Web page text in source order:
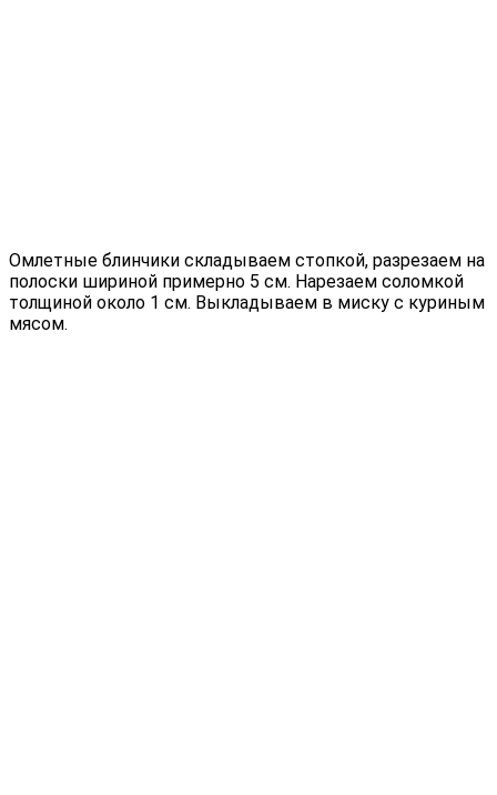
Омлетные блинчики складываем стопкой, разрезаем на
полоски шириной примерно 5 см. Нарезаем соломкой
толщиной около 1 см. Выкладываем в миску с куриным
мясом.